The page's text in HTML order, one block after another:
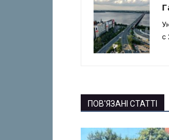
с
ПОВ'ЯЗАНІ СТАТТІ